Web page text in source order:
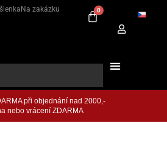
Na zakázku
0
při objednání nad 2000,-
nebo vrácení ZDARMA